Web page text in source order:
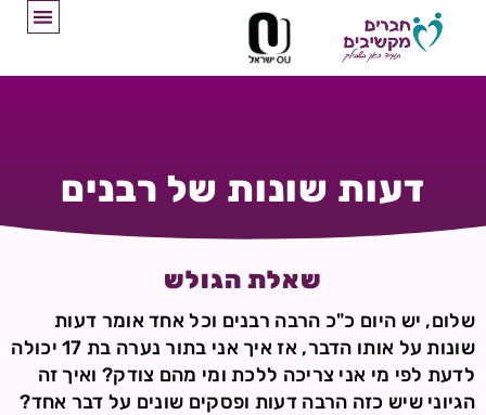
דעות שונות של רבנים
שאלת הגולש
שלום, יש היום כ"כ הרבה רבנים וכל אחד אומר דעות
שונות על אותו הדבר, אז איך אני בתור נערה בת 17 יכולה
לדעת לפי מי אני צריכה ללכת ומי מהם צודק? ואיך זה
הגיוני שיש כזה הרבה דעות ופסקים שונים על דבר אחד?